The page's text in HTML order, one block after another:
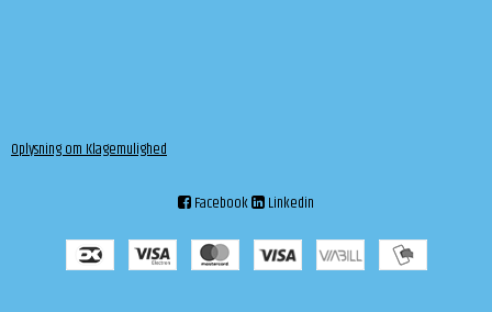
Oplysning om Klagemulighed
Facebook Linkedin